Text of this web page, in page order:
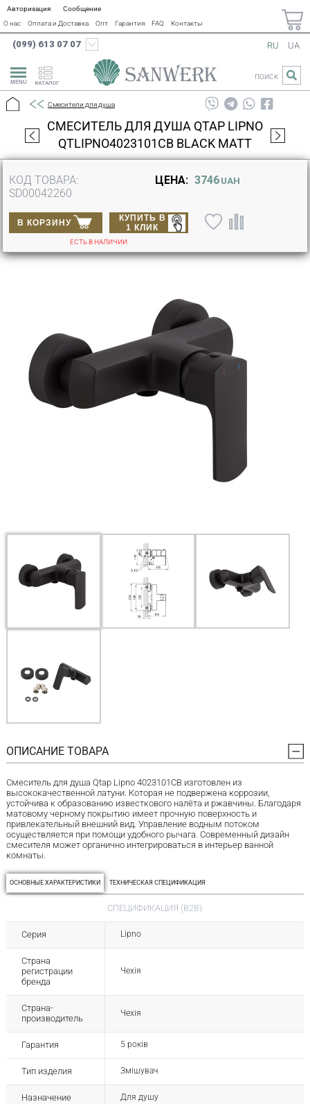
Авторизация
Сообщение
О нас
Оплата и Доставка Опт Гарантия FAQ Контакты
(099) 613 07 07
КАТАЛОГ
RU UA
ПОИСК
Смесители для душа
СМЕСИТЕЛЬ ДЛЯ ДУША QTAP LIPNO
QTLIPNO4023101CB BLACK MATT
КОД ТОВАРА:
SD00042260
ЦЕНА: 3746 UAH
В КОРЗИНУ
КУПИТЬ В
1 КЛИК
ЕСТЬ В НАЛИЧИИ
ОПИСАНИЕ ТОВАРА
Смеситель для душа Qtap Lipno 4023101CB изготовлен из
высококачественной латуни. Которая не подвержена коррозии,
устойчива к образованию известкового налёта и ржавчины. Благодаря
матовому черному покрытию имеет прочную поверхность и
привлекательный внешний вид. Управление водным потоком
осуществляется при помощи удобного рычага. Современный дизайн
смесителя может органично интегрироваться в интерьер ванной
комнаты.
ОСНОВНЫЕ ХАРАКТЕРИСТИКИ ТЕХНИЧЕСКАЯ СПЕЦИФИКАЦИЯ
СПЕЦИФИКАЦИЯ (B2B)
Серия Lipno
Страна
регистрации
бренда
Чехія
Страна-
производитель
Чехія
Гарантия 5 років
Тип изделия Змішувач
Назначение Для душу